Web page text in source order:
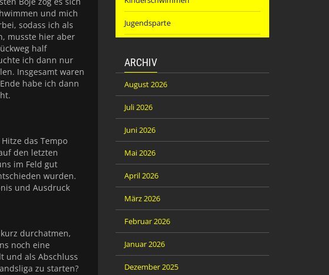
und mich
sodass ich als
musste hier aber
half
ich dann nur
Insgesamt waren
habe ich dann
das Tempo
den letzten
im Feld gut
wurden.
und Ausdruck
durchatmen,
noch eine
und als Abschluss
zu starten?
Jugendsparte
ARCHIV
August 2026
Juli 2026
Juni 2026
Mai 2026
April 2026
März 2026
Februar 2026
Januar 2026
Dezember 2025